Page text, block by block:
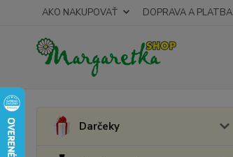
AKO NAKUPOVAŤ DOPRAVA A PLATBA
Darčeky